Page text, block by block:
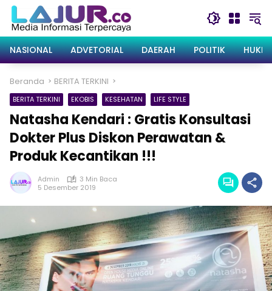
Langsung
konten
NASIONAL
ADVETORIAL DAERAH POLITIK
Beranda BERITA TERKINI
BERITA TERKINI EKOBIS KESEHATAN LIFE STYLE
Natasha Kendari : Gratis Konsultasi
Dokter Plus Diskon Perawatan &
Produk Kecantikan !!!
Admin
3 Min Baca
5 Desember 2019